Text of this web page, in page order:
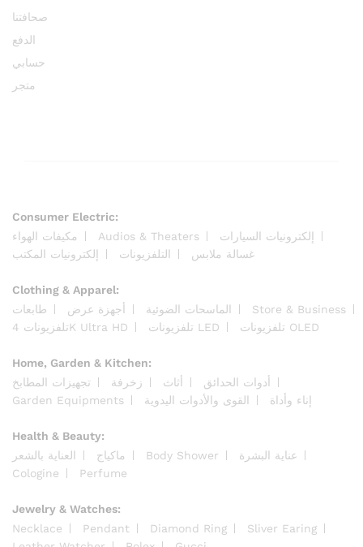
صحافتنا
الدفع
حسابي
متجر
Consumer Electric:
مكيفات الهواء
Audios & Theaters
إلكترونيات السيارات
إلكترونيات المكتب
التلفزيونات غسالة ملابس
Clothing & Apparel:
طابعات
أجهزة عرض الماسحات الضوئية
Store & Business
تلفزيونات 4K Ultra HD
تلفزيونات LED تلفزيونات OLED
Home, Garden & Kitchen:
تجهيزات المطابخ
زخرفة أثاث
أدوات الحدائق
Garden Equipments
القوى والأدوات اليدوية إناء وأداة
Health & Beauty:
العناية بالشعر
ماكياج Body Shower
عناية البشرة
Cologine
Perfume
Jewelry & Watches:
Necklace
Pendant Diamond Ring
Sliver Earing